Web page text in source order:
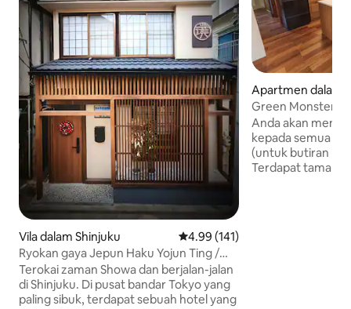
Vila dalam Shinjuku Penarafan purata 4.99 daripada
4.99 (141)
Ryokan gaya Jepun Haku Yojun Ting /
Sistem penghawa dingin di seluruh
rumah / Sistem pemanas lantai di
seluruh rumah / Kawasan sibuk Shinjuku
Terokai zaman Showa dan berjalan-jalan
di Shinjuku. Di pusat bandar Tokyo yang
paling sibuk, terdapat sebuah hotel yang
Apartmen dalam
Green Monster、
Anda akan
kepada semua
(untuk butiran
Terdapat taman